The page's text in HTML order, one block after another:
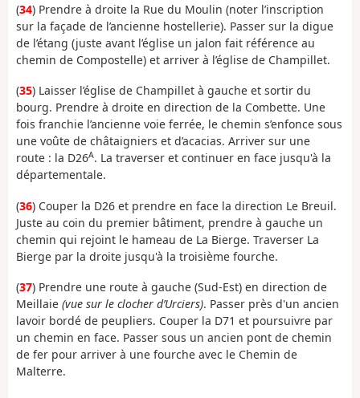
(34) Prendre à droite la Rue du Moulin (noter l’inscription
sur la façade de l’ancienne hostellerie). Passer sur la digue
de l’étang (juste avant l’église un jalon fait référence au
chemin de Compostelle) et arriver à l’église de Champillet.
(35) Laisser l’église de Champillet à gauche et sortir du
bourg. Prendre à droite en direction de la Combette. Une
fois franchie l’ancienne voie ferrée, le chemin s’enfonce sous
une voûte de châtaigniers et d’acacias. Arriver sur une
route : la D26A. La traverser et continuer en face jusqu'à la
départementale.
(36) Couper la D26 et prendre en face la direction Le Breuil.
Juste au coin du premier bâtiment, prendre à gauche un
chemin qui rejoint le hameau de La Bierge. Traverser La
Bierge par la droite jusqu'à la troisième fourche.
(37) Prendre une route à gauche (Sud-Est) en direction de
Meillaie (vue sur le clocher d’Urciers). Passer près d'un ancien
lavoir bordé de peupliers. Couper la D71 et poursuivre par
un chemin en face. Passer sous un ancien pont de chemin
de fer pour arriver à une fourche avec le Chemin de
Malterre.